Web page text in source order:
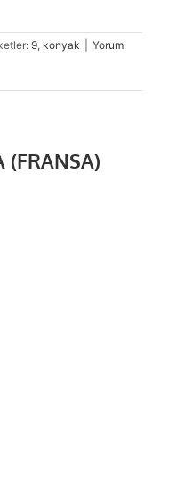
9, konyak
Yorum
(FRANSA)